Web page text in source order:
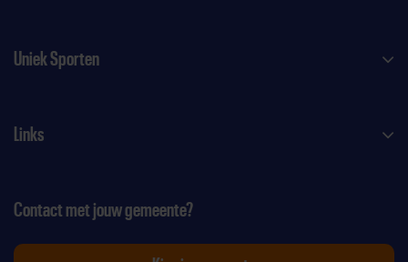
Uniek Sporten
Links
Contact met jouw gemeente?